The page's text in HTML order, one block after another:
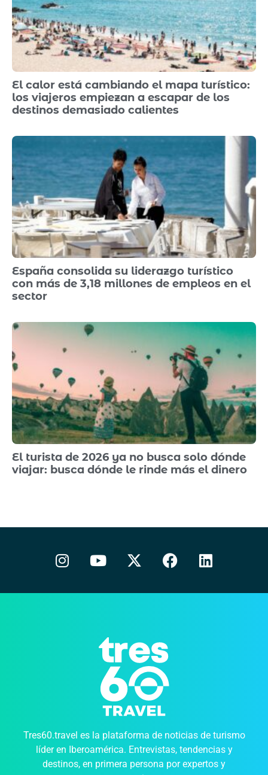
El calor está cambiando el mapa turístico:
los viajeros empiezan a escapar de los
destinos demasiado calientes
España consolida su liderazgo turístico
con más de 3,18 millones de empleos en el
sector
El turista de 2026 ya no busca solo dónde
viajar: busca dónde le rinde más el dinero
Tres60.travel es la plataforma de noticias de turismo
líder en Iberoamérica. Entrevistas, tendencias y
destinos, en primera persona por expertos y